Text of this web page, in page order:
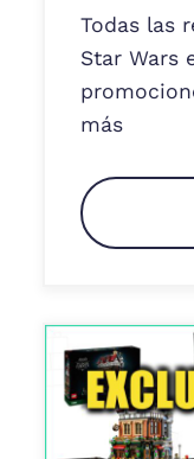
Todas las
Star Wars
más